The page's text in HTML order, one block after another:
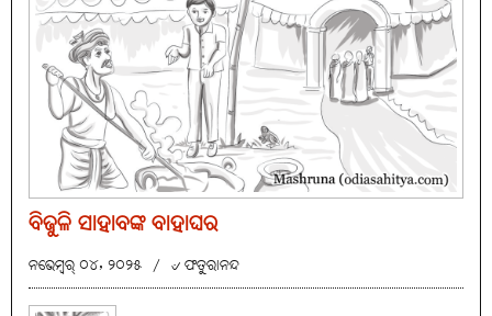
ବିଜୁଳି ସାହାବଙ୍କ ବାହାଘର
ନଭେମ୍ବର୍ ୦୪, ୨୦୨୫ / ୰ ଫତୁରାନନ୍ଦ